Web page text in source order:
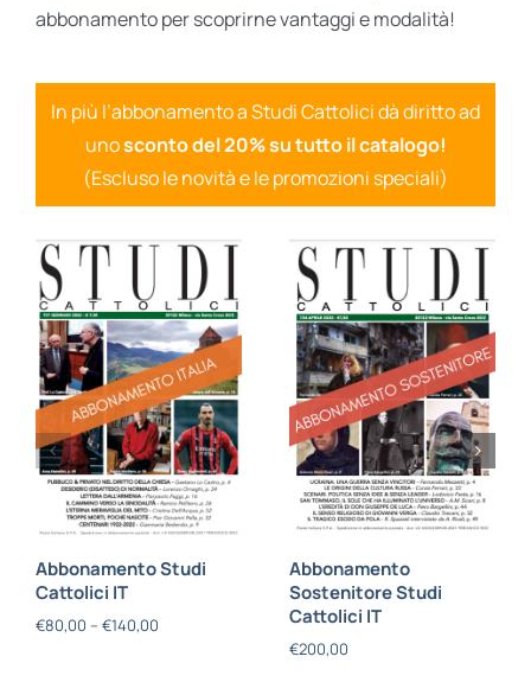
abbonamento per scoprirne vantaggi e modalità!
In più l’abbonamento a Studi Cattolici dà diritto ad
unosconto del 20% su tutto il catalogo!
(Escluso le novità e le promozioni speciali)
Abbonamento Studi
Cattolici IT
€80,00 – €140,00
Abbonamento
Sostenitore Studi
Cattolici IT
€200,00